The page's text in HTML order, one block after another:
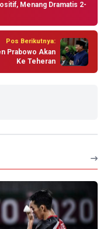
Menang Dramatis 2-
Pos Berikutnya:
Prabowo Akan
Ke Teheran